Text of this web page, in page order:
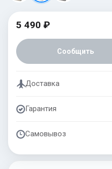
5 490 ₽
Сообщить
Доставка
Гарантия
Самовывоз